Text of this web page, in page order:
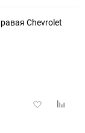
Chevrolet
Добавить